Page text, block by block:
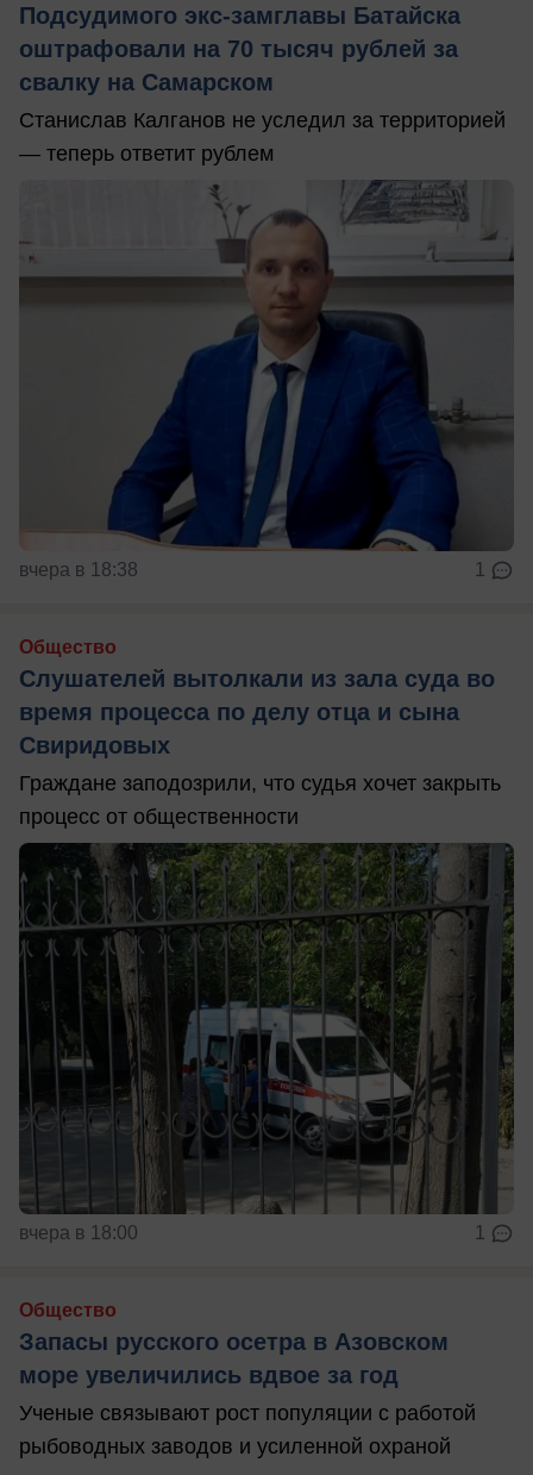
Подсудимого экс-замглавы Батайска
оштрафовали на 70 тысяч рублей за
свалку на Самарском
Станислав Калганов не уследил за территорией
— теперь ответит рублем
вчера в 18:38 1
Общество
Слушателей вытолкали из зала суда во
время процесса по делу отца и сына
Свиридовых
Граждане заподозрили, что судья хочет закрыть
процесс от общественности
вчера в 18:00 1
Общество
Запасы русского осетра в Азовском
море увеличились вдвое за год
Ученые связывают рост популяции с работой
рыбоводных заводов и усиленной охраной